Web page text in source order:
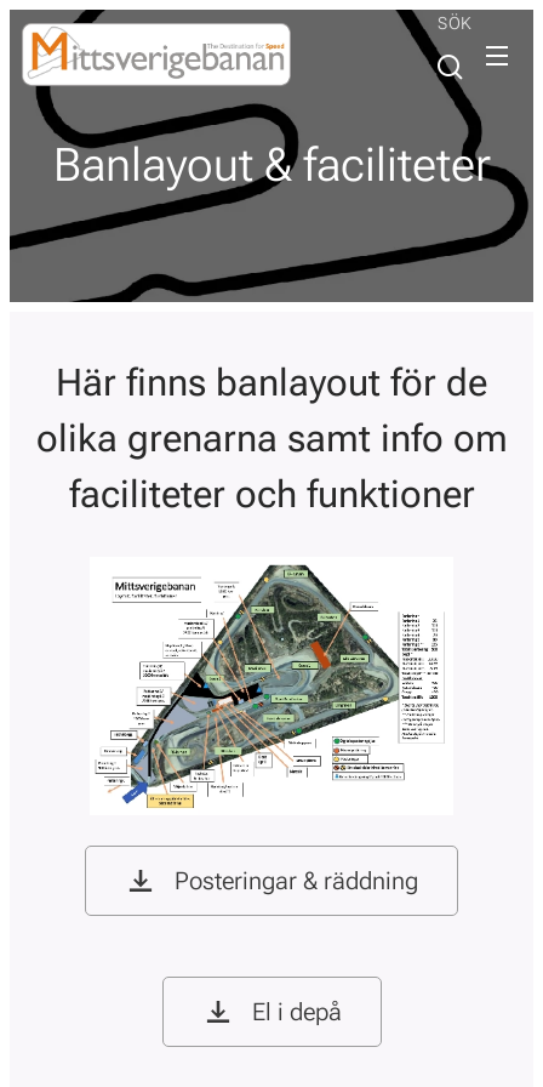
SÖK
Banlayout & faciliteter
Här finns banlayout för de
olika grenarna samt info om
faciliteter och funktioner
Posteringar & räddning
El i depå